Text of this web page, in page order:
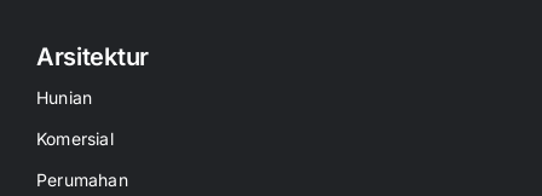
Arsitektur
Hunian
Komersial
Perumahan